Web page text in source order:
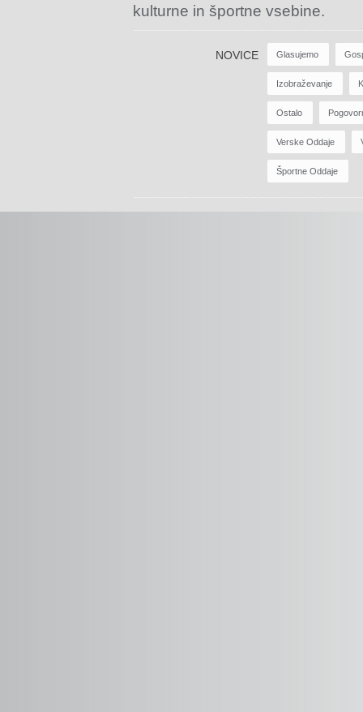
kulturne in športne vsebine.
NOVICE Glasujemo
Izobraževanje
Ostalo
Verske Oddaje
Športne Oddaje